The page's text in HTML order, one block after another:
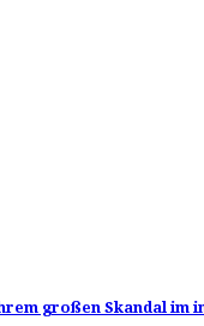
großen Skandal im